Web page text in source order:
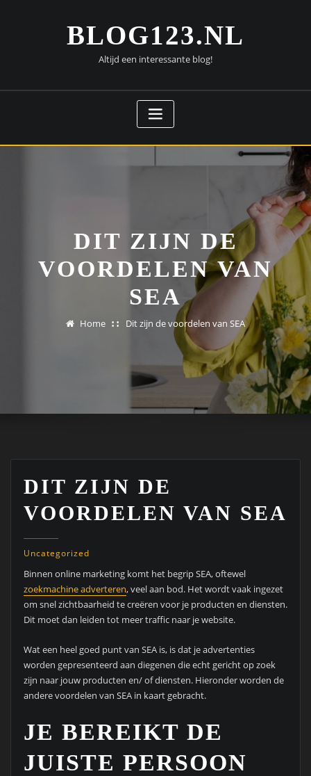
BLOG123.NL
Altijd een interessante blog!
DIT ZIJN DE
VOORDELEN VAN
SEA
Home Dit zijn de voordelen van SEA
DIT ZIJN DE
VOORDELEN VAN SEA
Uncategorized
Binnen online marketing komt het begrip SEA, oftewel
zoekmachine adverteren, veel aan bod. Het wordt vaak ingezet
om snel zichtbaarheid te creëren voor je producten en diensten.
Dit moet dan leiden tot meer traffic naar je website.
Wat een heel goed punt van SEA is, is dat je advertenties
worden gepresenteerd aan diegenen die echt gericht op zoek
zijn naar jouw producten en/ of diensten. Hieronder worden de
andere voordelen van SEA in kaart gebracht.
JE BEREIKT DE
JUISTE PERSOON